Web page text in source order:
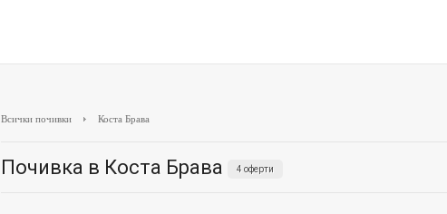
Всички почивки Коста Брава
Почивка в Коста Брава 4 оферти